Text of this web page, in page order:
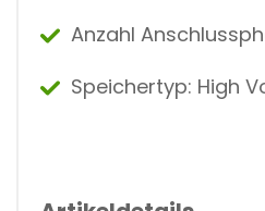
Anzahl
Speichertyp: High